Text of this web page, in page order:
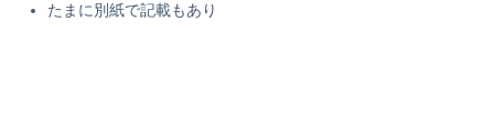
たまに別紙で記載もあり